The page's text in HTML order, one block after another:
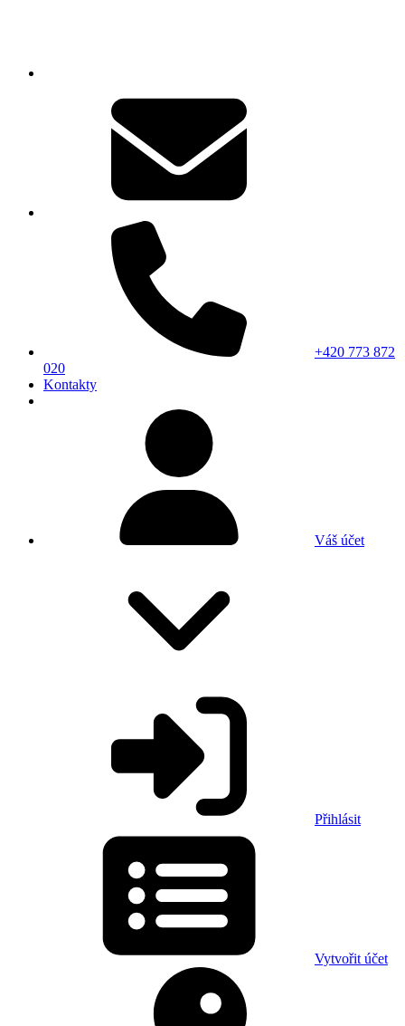
+420 773 872
020
Kontakty
Váš účet
Přihlásit
Vytvořit účet